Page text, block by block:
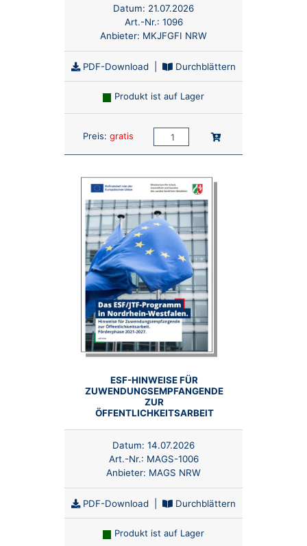
Datum: 21.07.2026
Art.-Nr.: 1096
Anbieter: MKJFGFI NRW
PDF-Download Durchblättern
Produkt ist auf Lager
Preis: gratis Anzahl: In den Warenkorb
ESF-HINWEISE FÜR
ZUWENDUNGSEMPFANGENDE
ZUR
ÖFFENTLICHKEITSARBEIT
Datum: 14.07.2026
Art.-Nr.: MAGS-1006
Anbieter: MAGS NRW
PDF-Download Durchblättern
Produkt ist auf Lager